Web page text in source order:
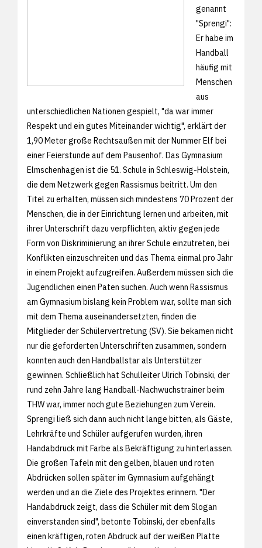
genannt
"Sprengi":
Er habe im
Handball
häufig mit
Menschen
aus
unterschiedlichen Nationen gespielt, "da war immer
Respekt und ein gutes Miteinander wichtig", erklärt der
1,90 Meter große Rechtsaußen mit der Nummer Elf bei
einer Feierstunde auf dem Pausenhof. Das Gymnasium
Elmschenhagen ist die 51. Schule in Schleswig-Holstein,
die dem Netzwerk gegen Rassismus beitritt. Um den
Titel zu erhalten, müssen sich mindestens 70 Prozent der
Menschen, die in der Einrichtung lernen und arbeiten, mit
ihrer Unterschrift dazu verpflichten, aktiv gegen jede
Form von Diskriminierung an ihrer Schule einzutreten, bei
Konflikten einzuschreiten und das Thema einmal pro Jahr
in einem Projekt aufzugreifen. Außerdem müssen sich die
Jugendlichen einen Paten suchen. Auch wenn Rassismus
am Gymnasium bislang kein Problem war, sollte man sich
mit dem Thema auseinandersetzten, finden die
Mitglieder der Schülervertretung (SV). Sie bekamen nicht
nur die geforderten Unterschriften zusammen, sondern
konnten auch den Handballstar als Unterstützer
gewinnen. Schließlich hat Schulleiter Ulrich Tobinski, der
rund zehn Jahre lang Handball-Nachwuchstrainer beim
THW war, immer noch gute Beziehungen zum Verein.
Sprengi ließ sich dann auch nicht lange bitten, als Gäste,
Lehrkräfte und Schüler aufgerufen wurden, ihren
Handabdruck mit Farbe als Bekräftigung zu hinterlassen.
Die großen Tafeln mit den gelben, blauen und roten
Abdrücken sollen später im Gymnasium aufgehängt
werden und an die Ziele des Projektes erinnern. "Der
Handabdruck zeigt, dass die Schüler mit dem Slogan
einverstanden sind", betonte Tobinski, der ebenfalls
einen kräftigen, roten Abdruck auf der weißen Platte